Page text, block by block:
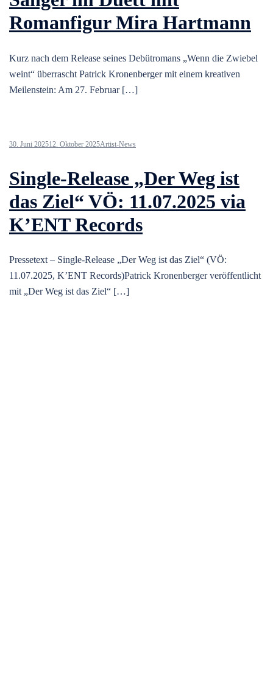
Romanfigur Mira Hartmann
Kurz nach dem Release seines Debütromans „Wenn die Zwiebel
weint“ überrascht Patrick Kronenberger mit einem kreativen
Meilenstein: Am 27. Februar […]
30. Juni 202512. Oktober 2025Artist-News
Single-Release „Der Weg ist
das Ziel“ VÖ: 11.07.2025 via
K’ENT Records
Pressetext – Single-Release „Der Weg ist das Ziel“ (VÖ:
11.07.2025, K’ENT Records)Patrick Kronenberger veröffentlicht
mit „Der Weg ist das Ziel“ […]